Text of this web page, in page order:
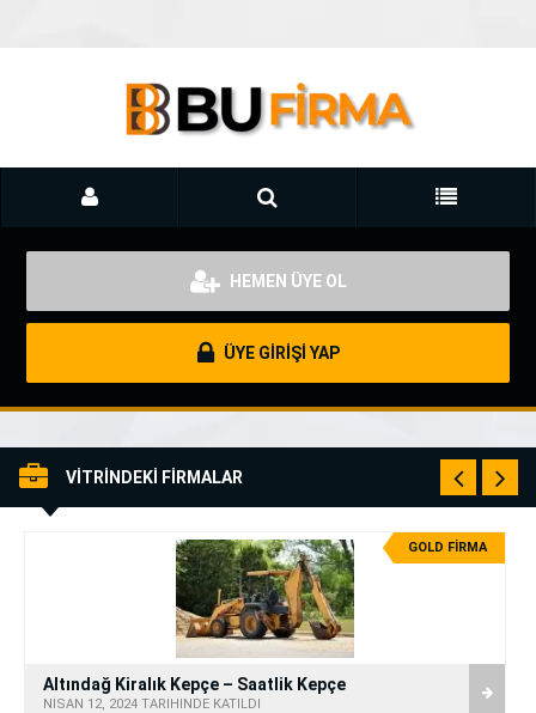
HEMEN ÜYE OL
ÜYE GİRİŞİ YAP
VİTRİNDEKİ FİRMALAR
GOLD FİRMA
Altındağ Kiralık Kepçe – Saatlik Kepçe
NISAN 12, 2024 TARİHİNDE KATILDI